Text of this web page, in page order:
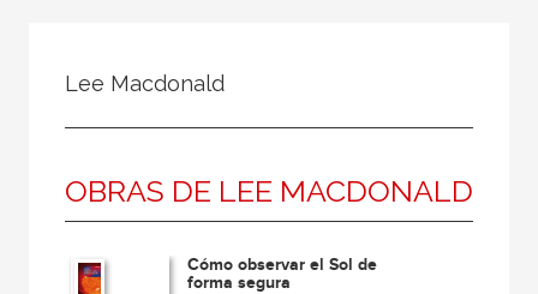
Coordinador
Editor
Editora
Lee Macdonald
OBRAS DE LEE MACDONALD
Cómo observar el Sol de
forma segura